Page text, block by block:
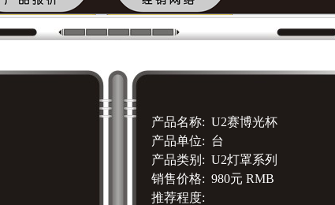
产品名称: U2赛博光杯
产品单位: 台
产品类别: U2灯罩系列
销售价格: 980元 RMB
推荐程度: